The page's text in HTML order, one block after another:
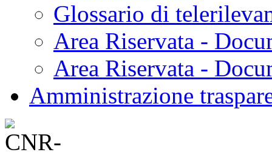
Glossario di
Area Riservata -
Area Riservata -
Amministrazione